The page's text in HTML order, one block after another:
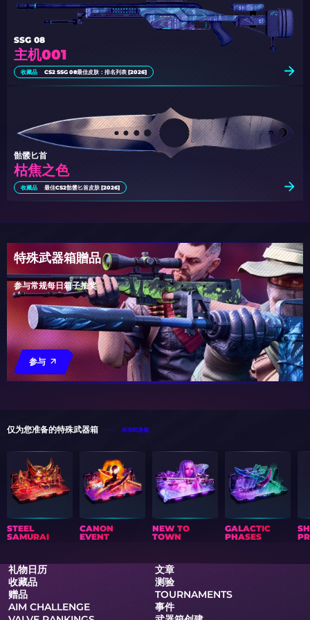
主机001
SSG 08
收藏品 CS2 SSG 08最佳皮肤：排名列表 [2026]
枯焦之色
骷髅匕首
收藏品 最佳CS2骷髅匕首皮肤 [2026]
特殊武器箱贈品
参与常规每日箱子抽奖
参与
仅为您准备的特殊武器箱 所有武器箱
STEEL
SAMURAI
CANON
EVENT
NEW TO
TOWN
GALACTIC
PHASES
礼物日历
文章
收藏品
测验
赠品
TOURNAMENTS
AIM CHALLENGE
事件